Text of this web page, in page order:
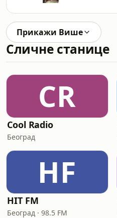
Прикажи Више
Сличне станице
CR
Cool Radio
Београд
HF
HIT FM
Београд · 98.5 FM